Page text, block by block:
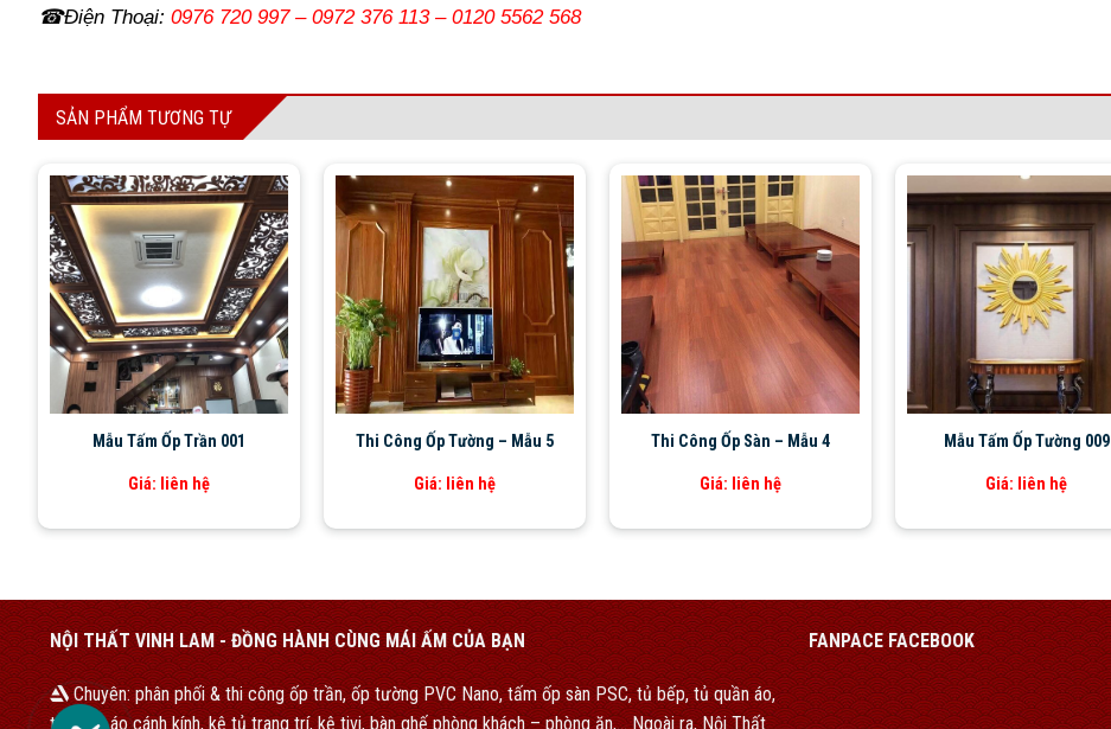
☎Điện Thoại: 0976 720 997 – 0972 376 113 – 0120 5562 568
SẢN PHẨM TƯƠNG TỰ
Mẫu Tấm Ốp Trần 001
Giá: liên hệ
Thi Công Ốp Tường – Mẫu 5
Giá: liên hệ
Thi Công Ốp Sàn – Mẫu 4
Giá: liên hệ
Mẫu Tấm Ốp Tường 009
Giá: liên hệ
NỘI THẤT VINH LAM - ĐỒNG HÀNH CÙNG MÁI ẤM CỦA BẠN
Chuyên: phân phối & thi công ốp trần, ốp tường PVC Nano, tấm ốp sàn PSC, tủ bếp, tủ quần áo,
tủ quần áo cánh kính, kệ tủ trang trí, kệ tivi, bàn ghế phòng khách – phòng ăn,… Ngoài ra, Nội Thất
FANPACE FACEBOOK